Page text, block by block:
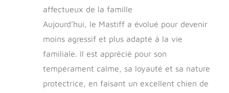
affectueux de la famille
Aujourd’hui, le Mastiff a évolué pour devenir
moins agressif et plus adapté à la vie
familiale. Il est apprécié pour son
tempérament calme, sa loyauté et sa nature
protectrice, en faisant un excellent chien de